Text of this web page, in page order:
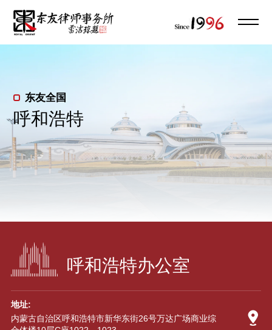
东友全国
呼和浩特
呼和浩特办公室
地址:
内蒙古自治区呼和浩特市新华东街26号万达广场商业综
